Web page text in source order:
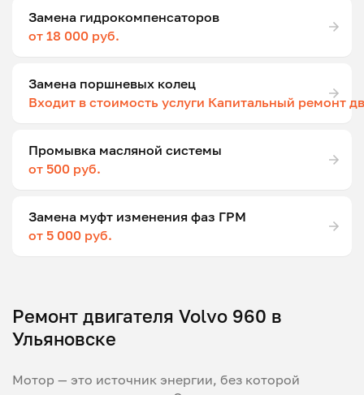
Замена гидрокомпенсаторов
от 18 000 руб.
Замена поршневых колец
Входит в стоимость услуги Капитальный ремонт
Промывка масляной системы
от 500 руб.
Замена муфт изменения фаз ГРМ
от 5 000 руб.
Ремонт двигателя Volvo 960 в
Ульяновске
Мотор — это источник энергии, без которой